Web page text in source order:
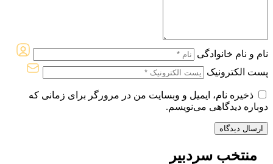
نام و نام خانوادگی
پست الکترونیک
ذخیره نام، ایمیل و وبسایت من در مرورگر برای زمانی که
دوباره دیدگاهی می‌نویسم.
منتخب سردبیر